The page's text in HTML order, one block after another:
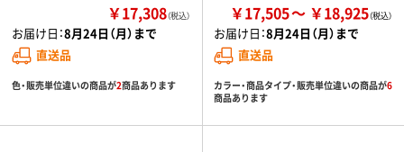
￥17,308（税込）
お届け日：8月24日（月）まで
直送品
色・販売単位違いの商品が2商品あります
￥17,505 ￥18,925
お届け日：8月24日（月）まで
直送品
カラー・商品タイプ・販売単位違いの商品が6
商品あります